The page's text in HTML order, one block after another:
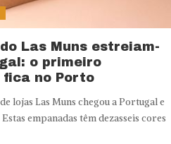
Las Muns estreiam-
o primeiro
no Porto
lojas Las Muns chegou a Portugal e
empanadas têm dezasseis cores